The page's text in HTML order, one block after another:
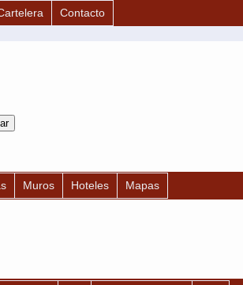
Contacto
Muros Hoteles Mapas